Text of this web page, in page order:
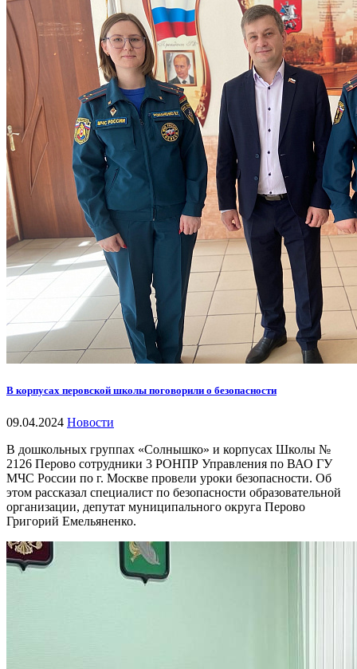
В корпусах перовской школы поговорили о безопасности
09.04.2024 Новости
В дошкольных группах «Солнышко» и корпусах Школы №
2126 Перово сотрудники 3 РОНПР Управления по ВАО ГУ
МЧС России по г. Москве провели уроки безопасности. Об
этом рассказал специалист по безопасности образовательной
организации, депутат муниципального округа Перово
Григорий Емельяненко.